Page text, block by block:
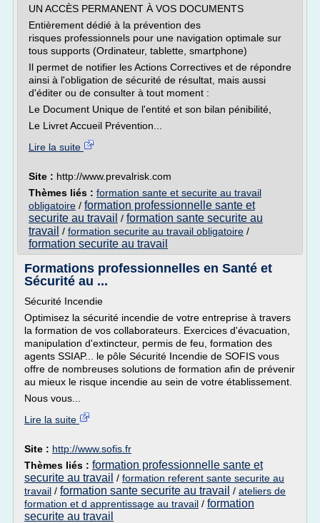
UN ACCÈS PERMANENT À VOS DOCUMENTS
Entièrement dédié à la prévention des
risques professionnels pour une navigation optimale sur
tous supports (Ordinateur, tablette, smartphone)
Il permet de notifier les Actions Correctives et de répondre
ainsi à l'obligation de sécurité de résultat, mais aussi
d'éditer ou de consulter à tout moment :
Le Document Unique de l'entité et son bilan pénibilité,
Le Livret Accueil Prévention...
Lire la suite
Site : http://www.prevalrisk.com
Thèmes liés : formation sante et securite au travail
obligatoire / formation professionnelle sante et
securite au travail / formation sante securite au
travail / formation securite au travail obligatoire /
formation securite au travail
Formations professionnelles en Santé et
Sécurité au ...
Sécurité Incendie
Optimisez la sécurité incendie de votre entreprise à travers
la formation de vos collaborateurs. Exercices d'évacuation,
manipulation d'extincteur, permis de feu, formation des
agents SSIAP... le pôle Sécurité Incendie de SOFIS vous
offre de nombreuses solutions de formation afin de prévenir
au mieux le risque incendie au sein de votre établissement.
Nous vous...
Lire la suite
Site : http://www.sofis.fr
Thèmes liés : formation professionnelle sante et
securite au travail / formation referent sante securite au
travail / formation sante securite au travail / ateliers de
formation et d apprentissage au travail / formation
securite au travail